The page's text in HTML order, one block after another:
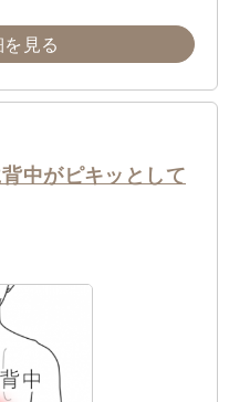
見る
中がピキッとして